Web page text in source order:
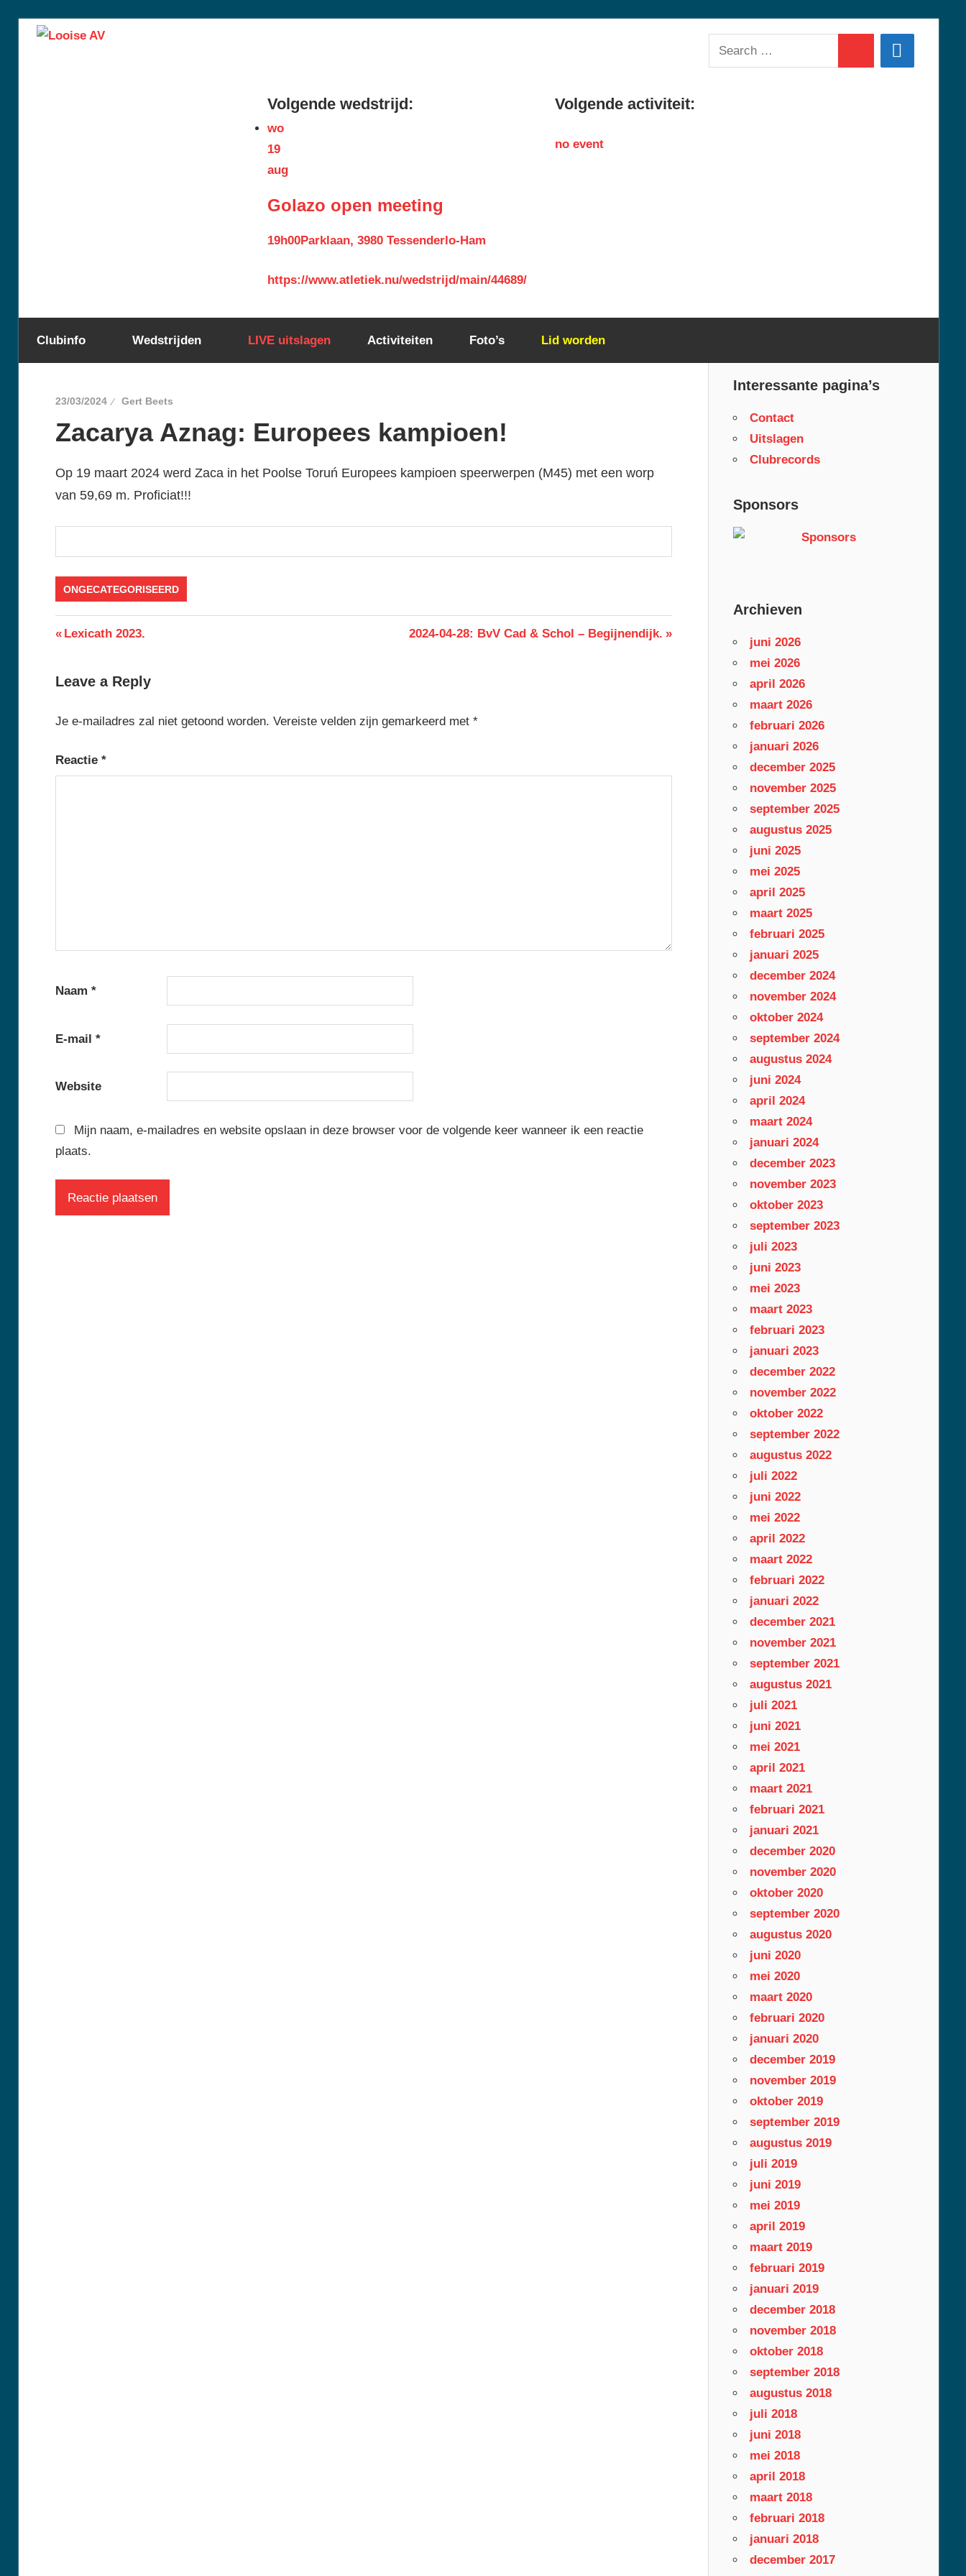
Skip
Search
for:
Volgende wedstrijd:
wo
19
aug
Golazo open meeting
19h00Parklaan, 3980 Tessenderlo-Ham
https://www.atletiek.nu/wedstrijd/main/44689/
Volgende activiteit:
no event
Clubinfo Wedstrijden LIVE uitslagen Activiteiten Foto’s Lid worden
23/03/2024 Gert Beets
Zacarya Aznag: Europees kampioen!
Op 19 maart 2024 werd Zaca in het Poolse Toruń Europees kampioen speerwerpen (M45) met een worp
van 59,69 m. Proficiat!!!
ONGECATEGORISEERD
Berichtnavigatie
Previous
Lexicath 2023.
Next
2024-04-28: BvV Cad & Schol – Begijnendijk.
Leave a Reply
Je e-mailadres zal niet getoond worden. Vereiste velden zijn gemarkeerd met *
Reactie *
Naam *
E-mail *
Website
Mijn naam, e-mailadres en website opslaan in deze browser voor de volgende keer wanneer ik een reactie
plaats.
Interessante pagina’s
Contact
Uitslagen
Clubrecords
Sponsors
Archieven
juni 2026
mei 2026
april 2026
maart 2026
februari 2026
januari 2026
december 2025
november 2025
september 2025
augustus 2025
juni 2025
mei 2025
april 2025
maart 2025
februari 2025
januari 2025
december 2024
november 2024
oktober 2024
september 2024
augustus 2024
juni 2024
april 2024
maart 2024
januari 2024
december 2023
november 2023
oktober 2023
september 2023
juli 2023
juni 2023
mei 2023
maart 2023
februari 2023
januari 2023
december 2022
november 2022
oktober 2022
september 2022
augustus 2022
juli 2022
juni 2022
mei 2022
april 2022
maart 2022
februari 2022
januari 2022
december 2021
november 2021
september 2021
augustus 2021
juli 2021
juni 2021
mei 2021
april 2021
maart 2021
februari 2021
januari 2021
december 2020
november 2020
oktober 2020
september 2020
augustus 2020
juni 2020
mei 2020
maart 2020
februari 2020
januari 2020
december 2019
november 2019
oktober 2019
september 2019
augustus 2019
juli 2019
juni 2019
mei 2019
april 2019
maart 2019
februari 2019
januari 2019
december 2018
november 2018
oktober 2018
september 2018
augustus 2018
juli 2018
juni 2018
mei 2018
april 2018
maart 2018
februari 2018
januari 2018
december 2017